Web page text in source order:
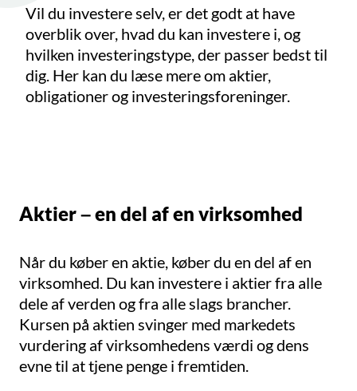
Vil du investere selv, er det godt at have
overblik over, hvad du kan investere i, og
hvilken investeringstype, der passer bedst til
dig. Her kan du læse mere om aktier,
obligationer og investeringsforeninger.
Aktier – en del af en virksomhed
Når du køber en aktie, køber du en del af en
virksomhed. Du kan investere i aktier fra alle
dele af verden og fra alle slags brancher.
Kursen på aktien svinger med markedets
vurdering af virksomhedens værdi og dens
evne til at tjene penge i fremtiden.